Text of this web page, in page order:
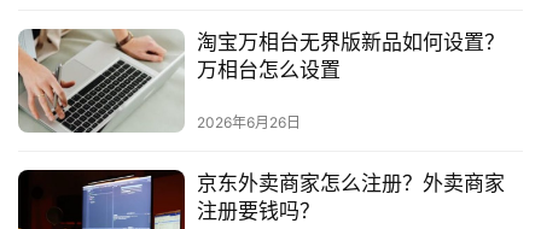
淘宝万相台无界版新品如何设置？
万相台怎么设置
2026年6月26日
京东外卖商家怎么注册？外卖商家
注册要钱吗？